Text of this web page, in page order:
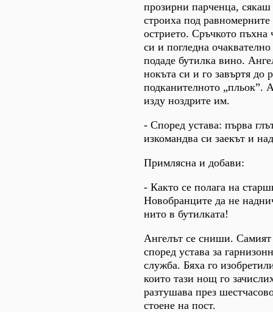
прозирни парченца, сякаш
строиха под
острието. Сръчкото пъхна
си и погледна
подаде бутилка вино.
нокъта си и го завъртя до
подканителното „пльок”.
изду ноздрите им.
- Според устава: първа
изкомандва си заекът и
Примлясна и добави:
- Както се полага на
Новобранците да не
нито в бутилката!
Ангелът се сниши. Самият
според устава за
служба. Бяха го
които тази нощ го
разтушава през
стоене на пост.